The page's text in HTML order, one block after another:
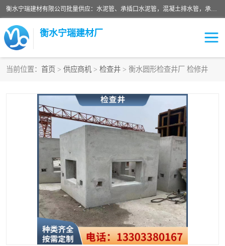
衡水宁瑞建材有限公司批量供应：水泥管、承插口水泥管，混凝土排水管，承插口水泥管，企口水泥管，钢承口水泥管，顶管，平口水泥管，水泥检查井，混凝土检查井，预制混凝土检查井，矩形检查井，圆形检查井等产品。
衡水宁瑞建材厂
当前位置： 首页 > 供应商机 > 检查井 > 衡水圆形检查井厂 检修井
水泥检查井
圆形检查井 矩形检查井
混凝土检查井 预制混凝土检查井
企口水泥管 钢承口水泥管